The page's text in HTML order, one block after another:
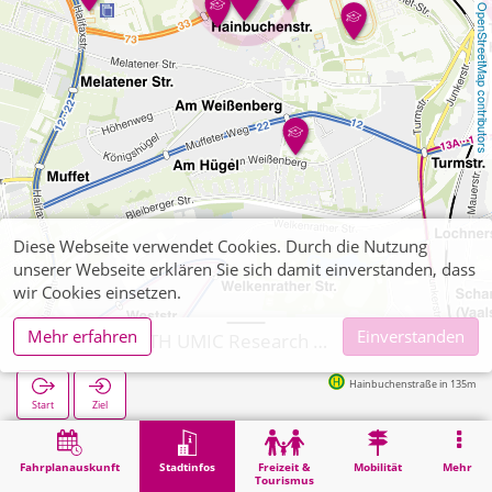
OpenStreetMap contributors
Fahrplanauskunft Stadtinfos
Freizeit &
Tourismus
Mobilität Mehr
Start Ziel
Hainbuchenstraße in 135m
Stadtinfos Hochschul-Institute Aachen, RWTH UMIC Research Center
Diese Webseite verwendet Cookies. Durch die Nutzung
unserer Webseite erklären Sie sich damit einverstanden, dass
wir Cookies einsetzen.
Mehr erfahren
Einverstanden